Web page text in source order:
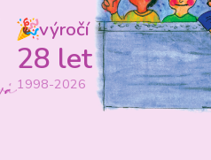
výročí
28 let
1998-2026